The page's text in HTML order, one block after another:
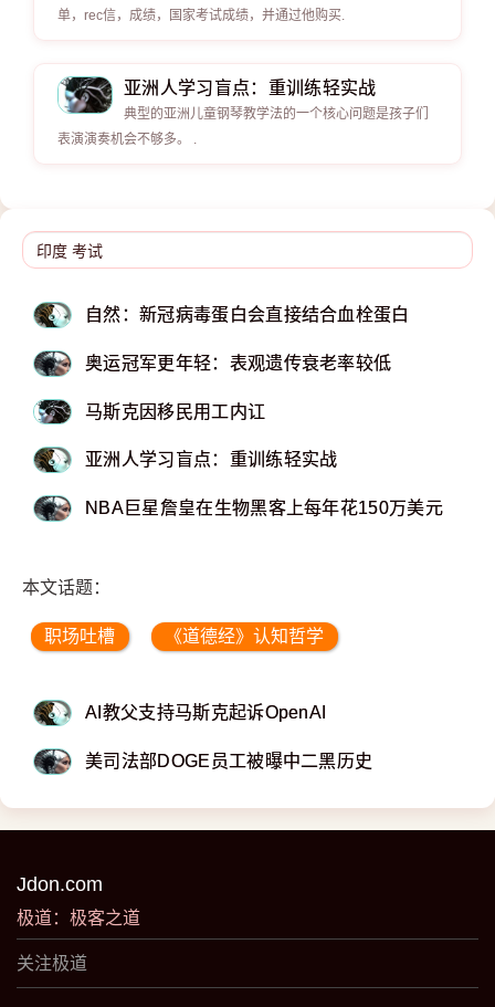
单，rec信，成绩，国家考试成绩，并通过他购买.
亚洲人学习盲点：重训练轻实战
典型的亚洲儿童钢琴教学法的一个核心问题是孩子们
表演演奏机会不够多。 .
自然：新冠病毒蛋白会直接结合血栓蛋白
奥运冠军更年轻：表观遗传衰老率较低
马斯克因移民用工内讧
亚洲人学习盲点：重训练轻实战
NBA巨星詹皇在生物黑客上每年花150万美元
本文话题：
职场吐槽 《道德经》认知哲学
AI教父支持马斯克起诉OpenAI
美司法部DOGE员工被曝中二黑历史
Jdon.com
极道：极客之道
关注极道